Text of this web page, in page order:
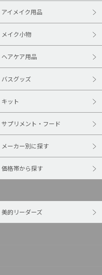
アイメイク用品
メイク小物
ヘアケア用品
バスグッズ
キット
サプリメント・フード
メーカー別に探す
価格帯から探す
美的リーダーズ